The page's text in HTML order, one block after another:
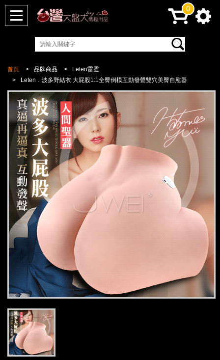
首頁 品牌商品
Leten雷霆
Leten．波多野結衣 大屁股1:1全臀倒模互動發聲雙穴美臀自慰器
0